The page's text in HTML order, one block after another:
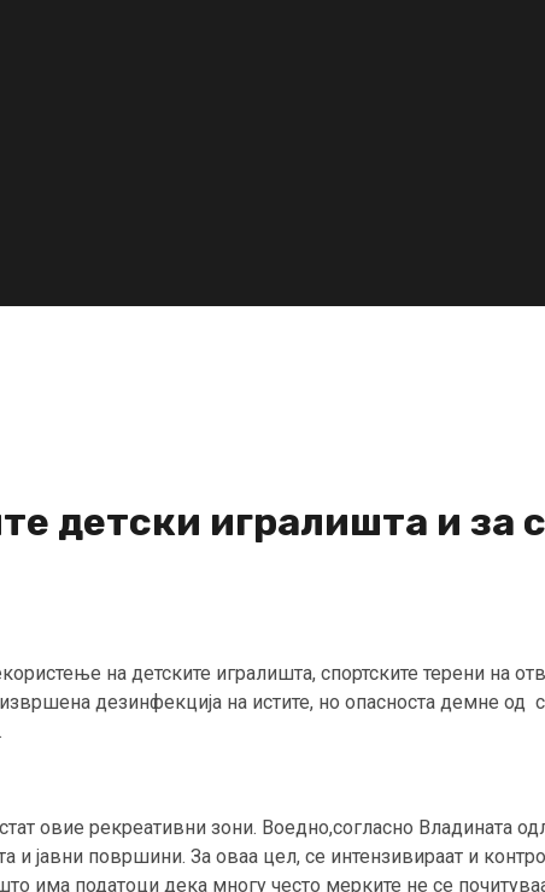
детски игралишта и за
на детските игралишта, спортските терени на
дезинфекција на истите, но опасноста демне од
овие рекреативни зони. Воедно,согласно Владината
и јавни површини. За оваа цел, се интензивираат и
има податоци дека многу често мерките не се